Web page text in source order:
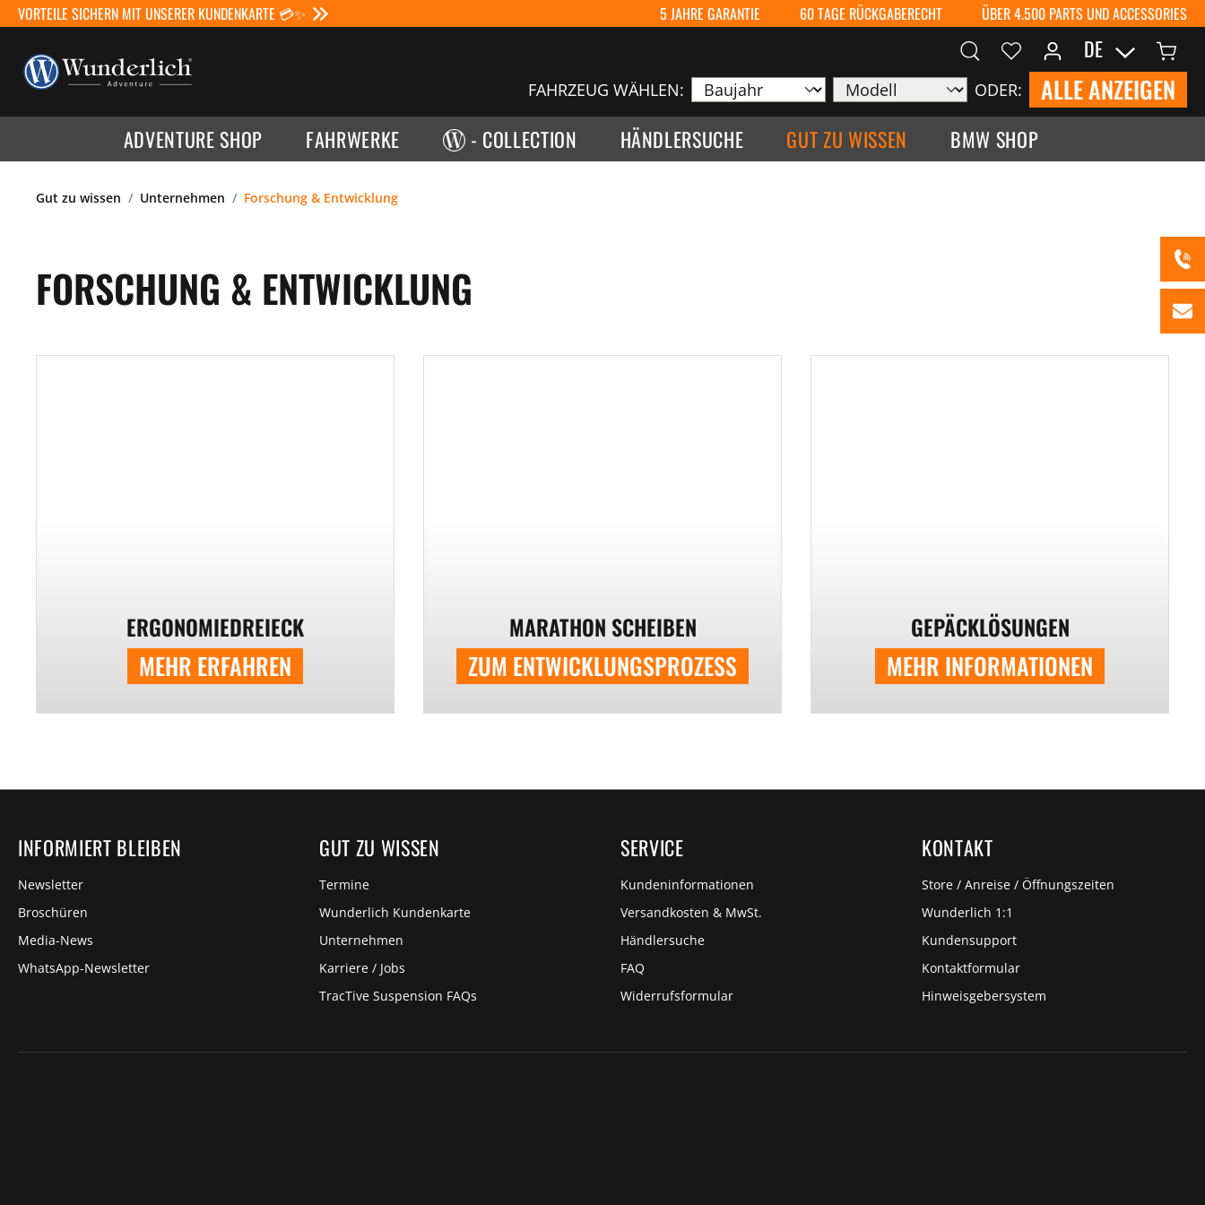
VORTEILE SICHERN MIT UNSERER KUNDENKARTE 💳✨ 5 JAHRE GARANTIE 60 TAGE RÜCKGABERECHT ÜBER 4.500 PARTS UND ACCESSORIES
FAHRZEUG WÄHLEN: ODER: ALLE ANZEIGEN
DE
ADVENTURE SHOP FAHRWERKE - COLLECTION HÄNDLERSUCHE GUT ZU WISSEN BMW SHOP
Gut zu wissen Unternehmen Forschung & Entwicklung
FORSCHUNG & ENTWICKLUNG
ERGONOMIEDREIECK
MEHR ERFAHREN
MARATHON SCHEIBEN
ZUM ENTWICKLUNGSPROZESS
GEPÄCKLÖSUNGEN
MEHR INFORMATIONEN
INFORMIERT BLEIBEN
Newsletter
Broschüren
Media-News
WhatsApp-Newsletter
GUT ZU WISSEN
Termine
Wunderlich Kundenkarte
Unternehmen
Karriere / Jobs
TracTive Suspension FAQs
SERVICE
Kundeninformationen
Versandkosten & MwSt.
Händlersuche
FAQ
Widerrufsformular
KONTAKT
Store / Anreise / Öffnungszeiten
Wunderlich 1:1
Kundensupport
Kontaktformular
Hinweisgebersystem